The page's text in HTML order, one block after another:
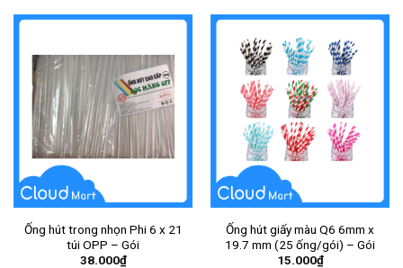
Ống hút trong nhọn Phi 6 x 21
túi OPP – Gói
38.000₫
Ống hút giấy màu Q6 6mm x
19.7 mm (25 ống/gói) – Gói
15.000₫